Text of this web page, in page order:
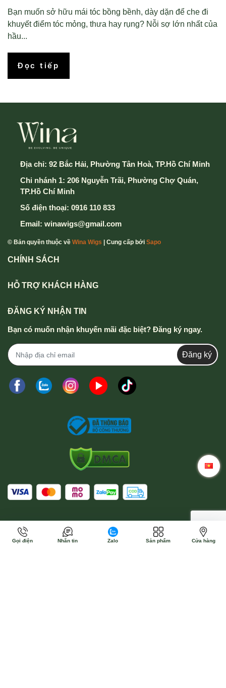
Bạn muốn sở hữu mái tóc bồng bềnh, dày dặn để che đi
khuyết điểm tóc mỏng, thưa hay rụng? Nỗi sợ lớn nhất của
hầu...
Đọc tiếp
Địa chỉ: 92 Bắc Hải, Phường Tân Hoà, TP.Hồ Chí Minh
Chi nhánh 1: 206 Nguyễn Trãi, Phường Chợ Quán,
TP.Hồ Chí Minh
Số điện thoại: 0916 110 833
Email: winawigs@gmail.com
© Bản quyền thuộc về Wina Wigs | Cung cấp bởi Sapo
CHÍNH SÁCH
HỖ TRỢ KHÁCH HÀNG
ĐĂNG KÝ NHẬN TIN
Bạn có muốn nhận khuyến mãi đặc biệt? Đăng ký ngay.
Đăng ký
Gọi điện Nhắn tin Zalo Sản phẩm Cửa hàng